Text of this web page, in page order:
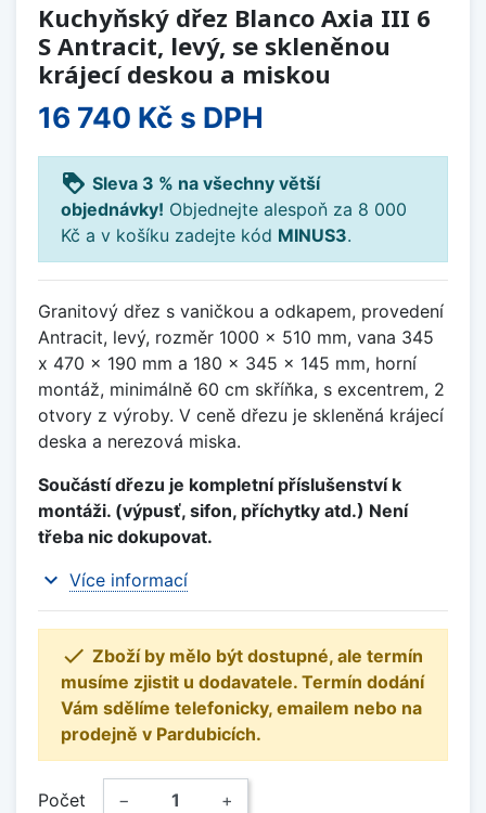
Kuchyňský dřez Blanco Axia III 6
S Antracit, levý, se skleněnou
krájecí deskou a miskou
16 740 Kč s DPH
loyalty Sleva 3 % na všechny větší
objednávky! Objednejte alespoň za 8 000
Kč a v košíku zadejte kód MINUS3.
Granitový dřez s vaničkou a odkapem, provedení
Antracit, levý, rozměr 1000 x 510 mm, vana 345
x 470 x 190 mm a 180 x 345 x 145 mm, horní
montáž, minimálně 60 cm skříňka, s excentrem, 2
otvory z výroby. V ceně dřezu je skleněná krájecí
deska a nerezová miska.
Součástí dřezu je kompletní příslušenství k
montáži. (výpusť, sifon, příchytky atd.) Není
třeba nic dokupovat.
expand_more Více informací
 Zboží by mělo být dostupné, ale termín
musíme zjistit u dodavatele. Termín dodání
Vám sdělíme telefonicky, emailem nebo na
prodejně v Pardubicích.
Počet − +